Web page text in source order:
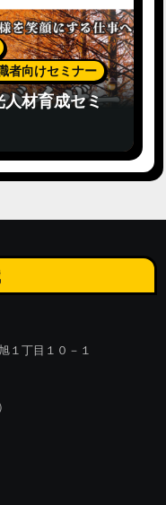
者向けセミナー
材育成セミ
１丁目１０－１